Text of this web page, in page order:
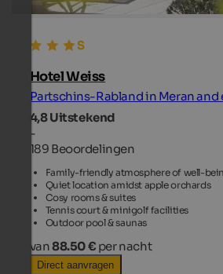
Hotel Weiss
Partschins-Rabland in Meran and
4,8Uitstekend
-
189 Beoordelingen
Family-friendly atmosphere of well-
Quiet location amidst apple orchards
Cosy rooms & suites
Tennis court & minigolf facilities
Outdoor pool & saunas
van88.50 € per nacht
Direct aanvragen